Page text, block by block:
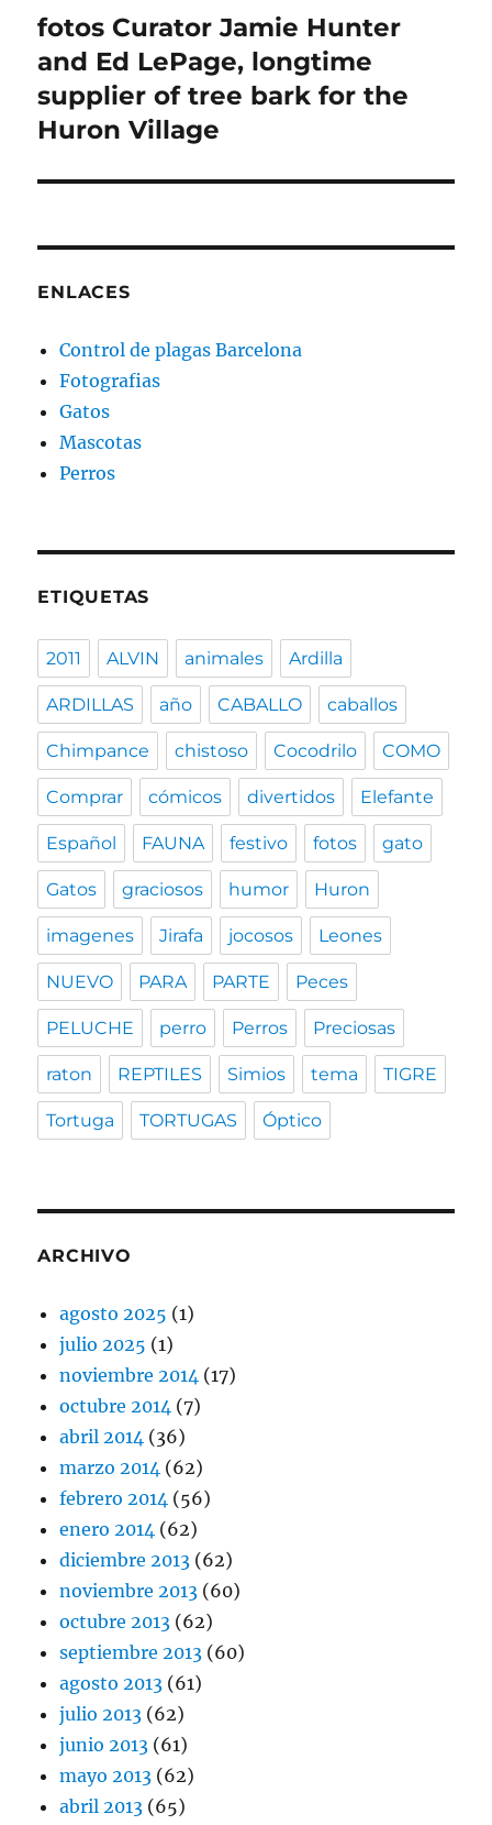
Entrada
siguiente:
fotos Curator Jamie Hunter
and Ed LePage, longtime
supplier of tree bark for the
Huron Village
ENLACES
Control de plagas Barcelona
Fotografias
Gatos
Mascotas
Perros
ETIQUETAS
2011 ALVIN animales Ardilla
ARDILLAS año CABALLO caballos
Chimpance chistoso Cocodrilo COMO
Comprar cómicos divertidos Elefante
Español FAUNA festivo fotos gato
Gatos graciosos humor Huron
imagenes Jirafa jocosos Leones
NUEVO PARA PARTE Peces
PELUCHE perro Perros Preciosas
raton REPTILES Simios tema TIGRE
Tortuga TORTUGAS Óptico
ARCHIVO
agosto 2025 (1)
julio 2025 (1)
noviembre 2014 (17)
octubre 2014 (7)
abril 2014 (36)
marzo 2014 (62)
febrero 2014 (56)
enero 2014 (62)
diciembre 2013 (62)
noviembre 2013 (60)
octubre 2013 (62)
septiembre 2013 (60)
agosto 2013 (61)
julio 2013 (62)
junio 2013 (61)
mayo 2013 (62)
abril 2013 (65)